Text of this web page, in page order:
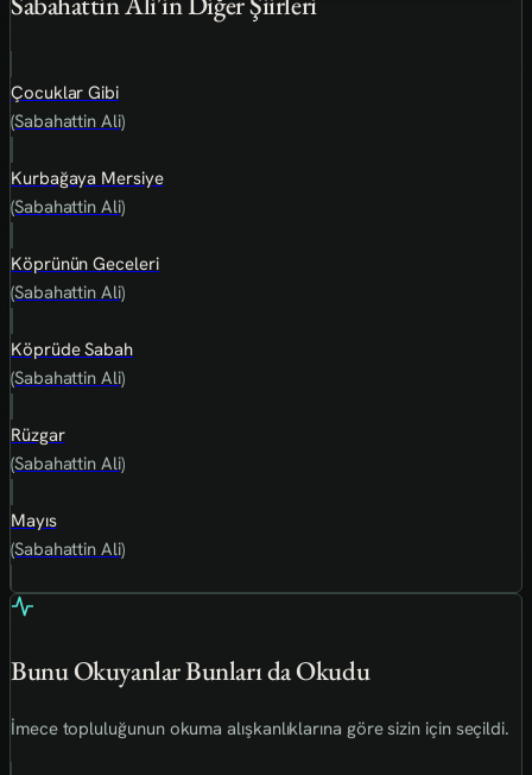
Çocuklar Gibi
(Sabahattin Ali)
Kurbağaya Mersiye
(Sabahattin Ali)
Köprünün Geceleri
(Sabahattin Ali)
Köprüde Sabah
(Sabahattin Ali)
Rüzgar
(Sabahattin Ali)
Mayıs
(Sabahattin Ali)
Bunu Okuyanlar Bunları da Okudu
İmece topluluğunun okuma alışkanlıklarına göre sizin için seçildi.